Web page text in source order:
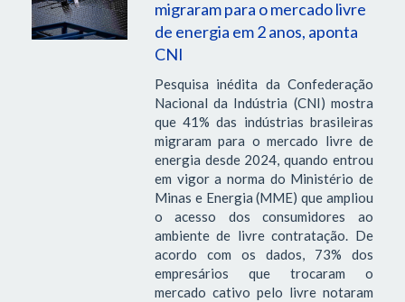
migraram para o mercado livre
de energia em 2 anos, aponta
CNI
Pesquisa inédita da Confederação
Nacional da Indústria (CNI) mostra
que 41% das indústrias brasileiras
migraram para o mercado livre de
energia desde 2024, quando entrou
em vigor a norma do Ministério de
Minas e Energia (MME) que ampliou
o acesso dos consumidores ao
ambiente de livre contratação. De
acordo com os dados, 73% dos
empresários que trocaram o
mercado cativo pelo livre notaram